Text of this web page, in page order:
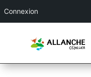
Connexion